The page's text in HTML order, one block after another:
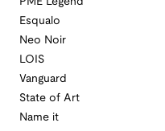
Esqualo
Neo Noir
LOIS
Vanguard
State of Art
Name it